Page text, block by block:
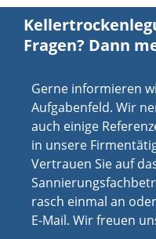
Fragen? Dann
Gerne informieren
Aufgabenfeld. Wir
auch einige
in unsere
Vertrauen Sie auf
rasch einmal an
E-Mail. Wir freuen